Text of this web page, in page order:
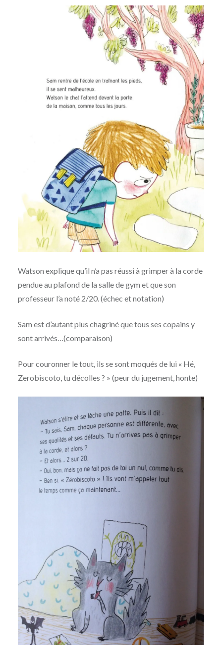
Watson explique qu’il n’a pas réussi à grimper à la corde
pendue au plafond de la salle de gym et que son
professeur l’a noté 2/20. (échec et notation)
Sam est d’autant plus chagriné que tous ses copains y
sont arrivés…(comparaison)
Pour couronner le tout, ils se sont moqués de lui « Hé,
Zerobiscoto, tu décolles ? » (peur du jugement, honte)